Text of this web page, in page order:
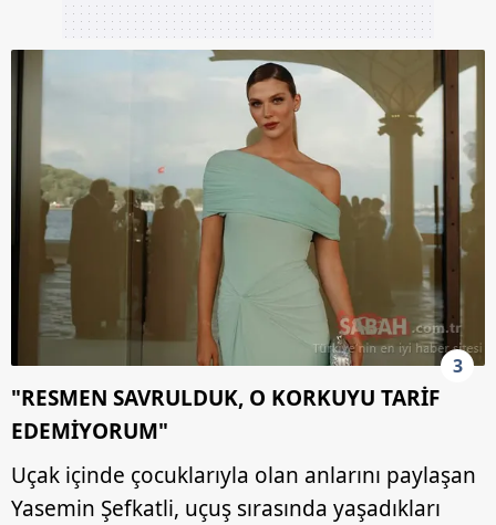
3
"RESMEN SAVRULDUK, O KORKUYU TARİF
EDEMİYORUM"
Uçak içinde çocuklarıyla olan anlarını paylaşan
Yasemin Şefkatli, uçuş sırasında yaşadıkları